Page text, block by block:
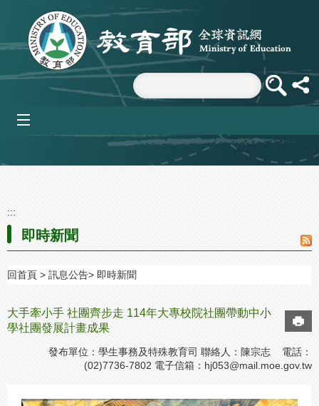
跳到主要內容區塊
:::
即時新聞
回首頁 訊息公告 即時新聞
大手牽小手 社團齊步走 114年大專校院社團帶動中小
學社團發展計畫成果
發布單位：學生事務及特殊教育司 聯絡人：陳宗志 電話：
(02)7736-7802 電子信箱： hj053@mail.moe.gov.tw